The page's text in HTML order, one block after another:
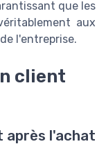
que les
aux
l'entreprise.
client
après l'achat